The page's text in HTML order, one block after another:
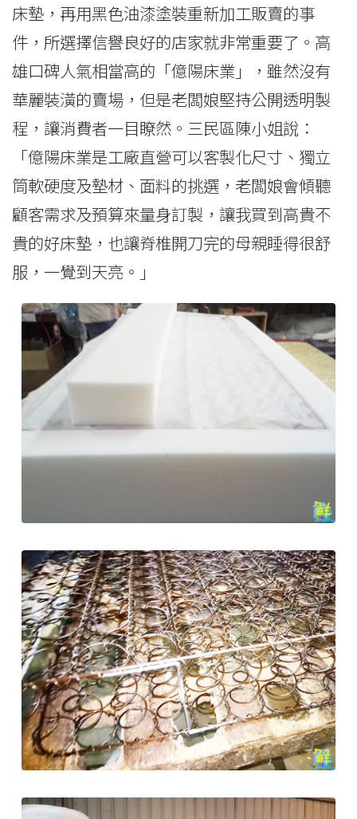
床墊，再用黑色油漆塗裝重新加工販賣的事
件，所選擇信譽良好的店家就非常重要了。高
雄口碑人氣相當高的「億陽床業」，雖然沒有
華麗裝潢的賣場，但是老闆娘堅持公開透明製
程，讓消費者一目瞭然。三民區陳小姐說：
「億陽床業是工廠直營可以客製化尺寸、獨立
筒軟硬度及墊材、面料的挑選，老闆娘會傾聽
顧客需求及預算來量身訂製，讓我買到高貴不
貴的好床墊，也讓脊椎開刀完的母親睡得很舒
服，一覺到天亮。」